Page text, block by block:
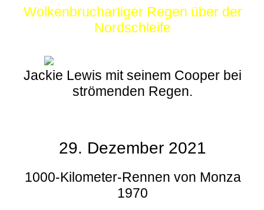
Wolkenbruchartiger Regen über der
Nordschleife
Jackie Lewis mit seinem Cooper bei
strömenden Regen.
29. Dezember 2021
1000-Kilometer-Rennen von Monza
1970